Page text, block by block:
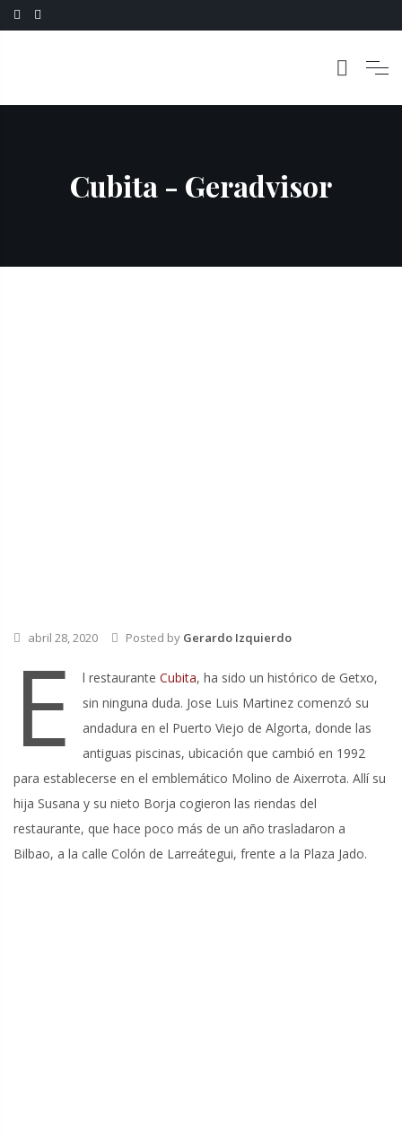
Cubita - Geradvisor
abril 28, 2020 Posted by Gerardo Izquierdo
E l restaurante Cubita, ha sido un histórico de Getxo,
sin ninguna duda. Jose Luis Martinez comenzó su
andadura en el Puerto Viejo de Algorta, donde las
antiguas piscinas, ubicación que cambió en 1992
para establecerse en el emblemático Molino de Aixerrota. Allí su
hija Susana y su nieto Borja cogieron las riendas del
restaurante, que hace poco más de un año trasladaron a
Bilbao, a la calle Colón de Larreátegui, frente a la Plaza Jado.